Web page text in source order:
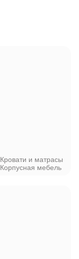
Кровати и матрасы
Корпусная мебель